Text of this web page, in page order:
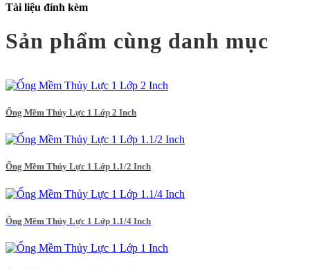
Tài liệu đính kèm
Sản phẩm cùng danh mục
Ống Mềm Thủy Lực 1 Lớp 2 Inch
Ống Mềm Thủy Lực 1 Lớp 1.1/2 Inch
Ống Mềm Thủy Lực 1 Lớp 1.1/4 Inch